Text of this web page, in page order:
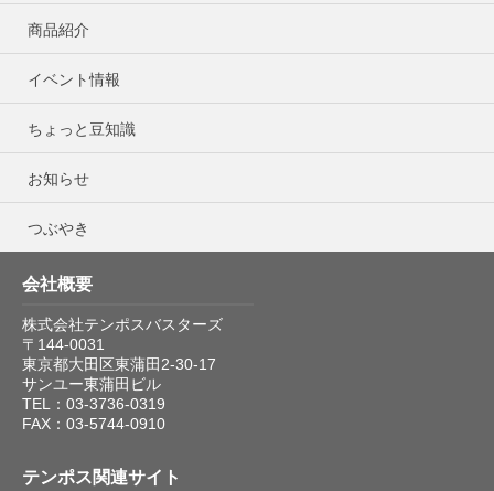
商品紹介
イベント情報
ちょっと豆知識
お知らせ
つぶやき
会社概要
株式会社テンポスバスターズ
〒144-0031
東京都大田区東蒲田2-30-17
サンユー東蒲田ビル
TEL：03-3736-0319
FAX：03-5744-0910
テンポス関連サイト